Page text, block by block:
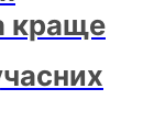
краще